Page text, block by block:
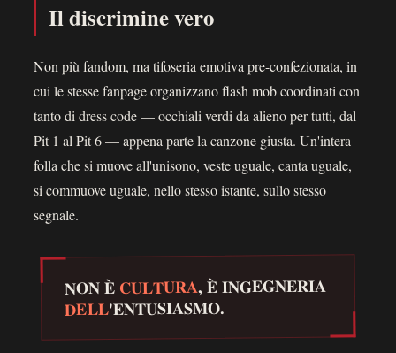
Il discrimine vero
Non più fandom, ma tifoseria emotiva pre-confezionata, in
cui le stesse fanpage organizzano flash mob coordinati con
tanto di dress code — occhiali verdi da alieno per tutti, dal
Pit 1 al Pit 6 — appena parte la canzone giusta. Un'intera
folla che si muove all'unisono, veste uguale, canta uguale,
si commuove uguale, nello stesso istante, sullo stesso
segnale.
NON È CULTURA, È INGEGNERIA
DELL'ENTUSIASMO.